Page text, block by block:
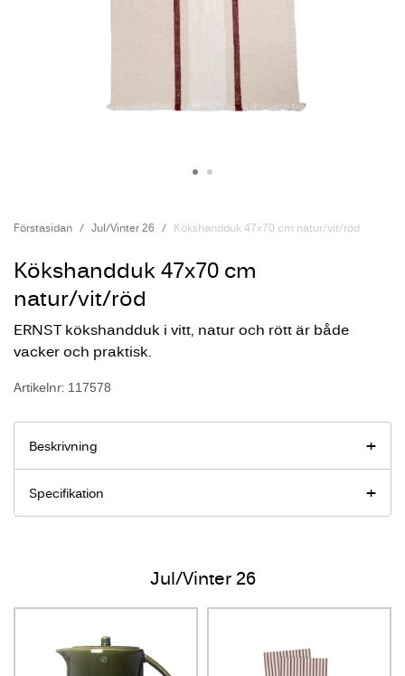
Förstasidan Jul/Vinter 26 Kökshandduk 47x70 cm natur/vit/röd
Kökshandduk 47x70 cm
natur/vit/röd
ERNST kökshandduk i vitt, natur och rött är både
vacker och praktisk.
Artikelnr: 117578
Beskrivning
Specifikation
Jul/Vinter 26